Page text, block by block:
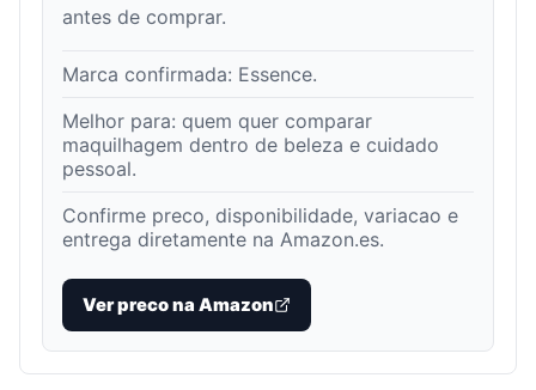
antes de comprar.
Marca confirmada: Essence.
Melhor para: quem quer comparar
maquilhagem dentro de beleza e cuidado
pessoal.
Confirme preco, disponibilidade, variacao e
entrega diretamente na Amazon.es.
Ver preco na Amazon